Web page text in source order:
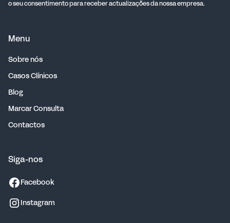
o seu consentimento para receber actualizações da nossa empresa.
Menu
Sobre nós
Casos Clínicos
Blog
Marcar Consulta
Contactos
Siga-nos
Facebook
Instagram